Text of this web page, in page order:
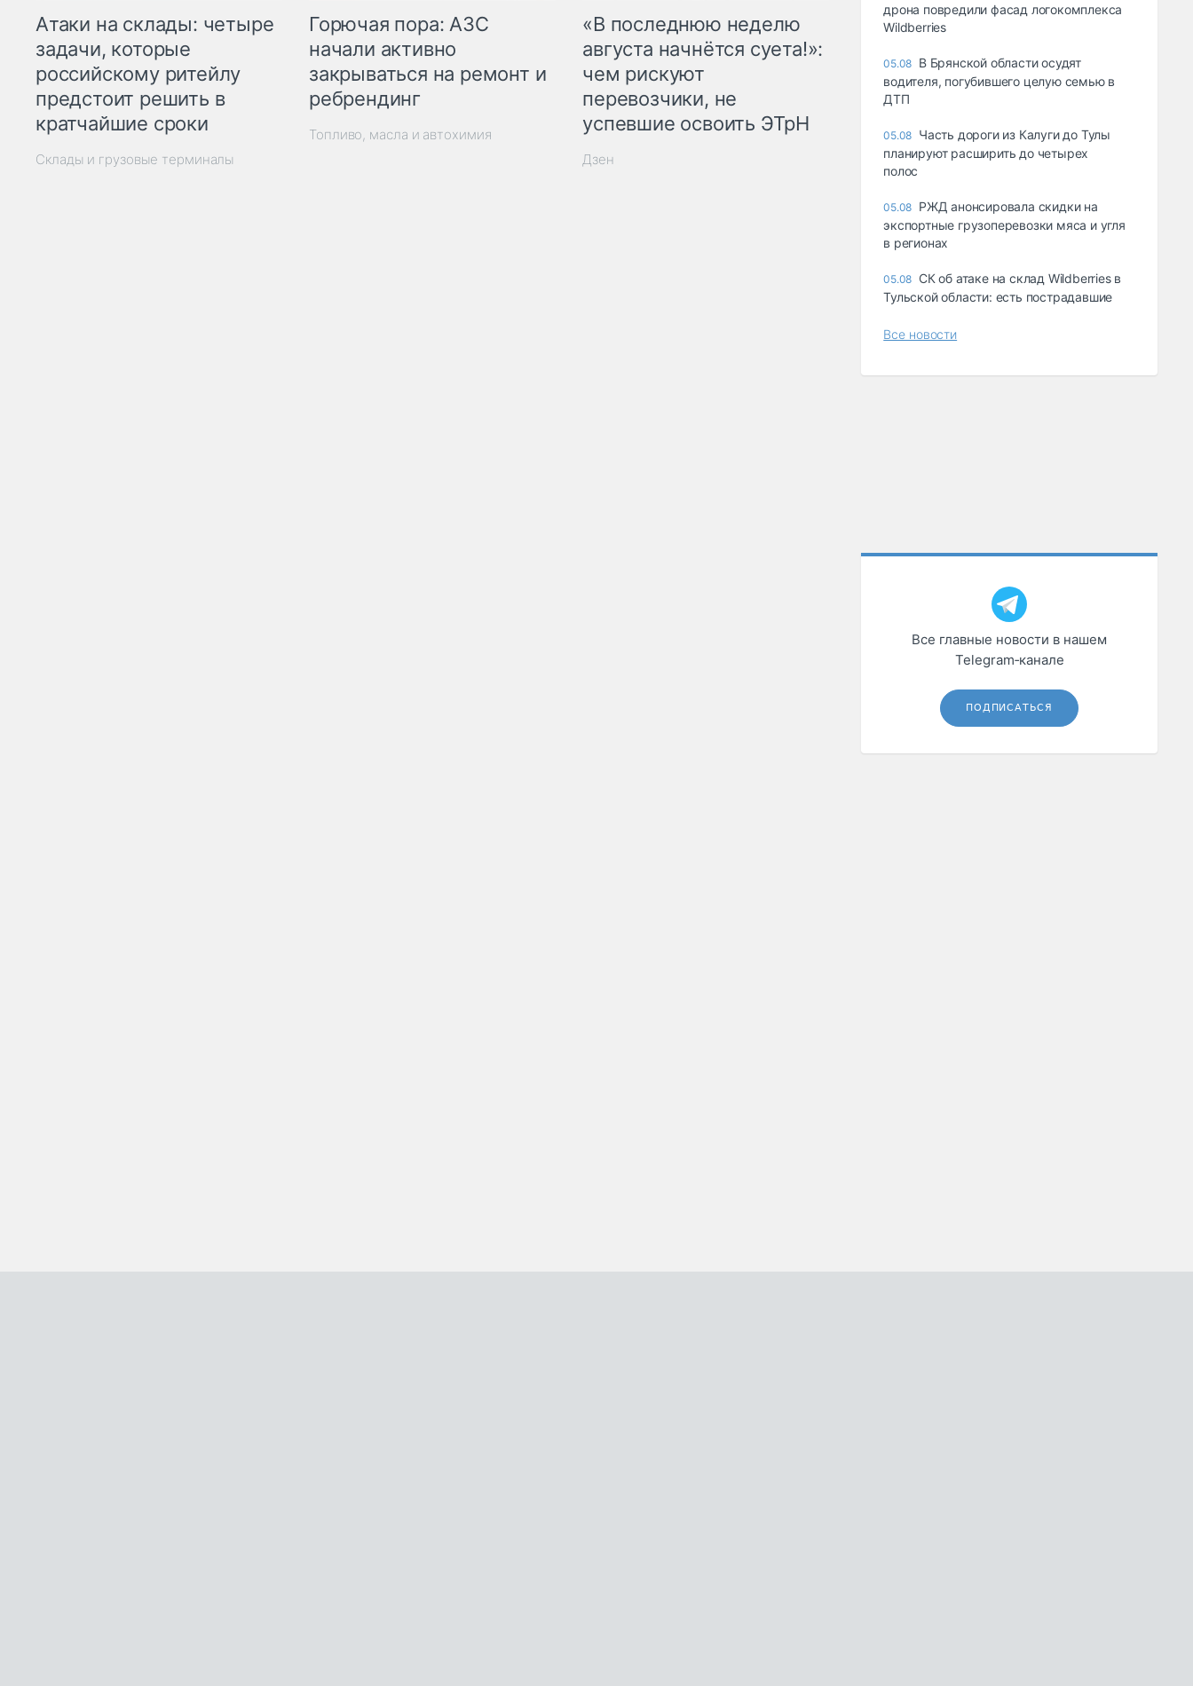
Атаки на склады: четыре
задачи, которые
российскому ритейлу
предстоит решить в
кратчайшие сроки
Склады и грузовые терминалы
Горючая пора: АЗС
начали активно
закрываться на ремонт и
ребрендинг
Топливо, масла и автохимия
«В последнюю неделю
августа начнётся суета!»:
чем рискуют
перевозчики, не
успевшие освоить ЭТрН
Дзен
дрона повредили фасад логокомплекса
Wildberries
05.08 В Брянской области осудят
водителя, погубившего целую семью в
ДТП
05.08 Часть дороги из Калуги до Тулы
планируют расширить до четырех
полос
05.08 РЖД анонсировала скидки на
экспортные грузоперевозки мяса и угля
в регионах
05.08 СК об атаке на склад Wildberries в
Тульской области: есть пострадавшие
Все новости
Все главные новости в нашем
Telegram‑канале
ПОДПИСАТЬСЯ